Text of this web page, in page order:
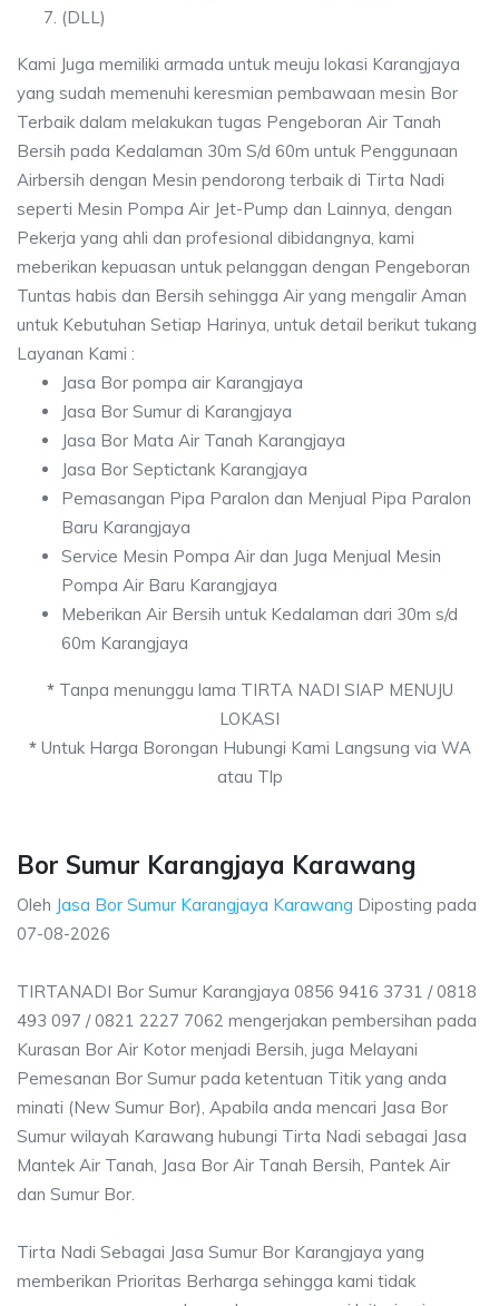
(DLL)
Kami Juga memiliki armada untuk meuju lokasi Karangjaya
yang sudah memenuhi keresmian pembawaan mesin Bor
Terbaik dalam melakukan tugas Pengeboran Air Tanah
Bersih pada Kedalaman 30m S/d 60m untuk Penggunaan
Airbersih dengan Mesin pendorong terbaik di Tirta Nadi
seperti Mesin Pompa Air Jet-Pump dan Lainnya, dengan
Pekerja yang ahli dan profesional dibidangnya, kami
meberikan kepuasan untuk pelanggan dengan Pengeboran
Tuntas habis dan Bersih sehingga Air yang mengalir Aman
untuk Kebutuhan Setiap Harinya, untuk detail berikut tukang
Layanan Kami :
Jasa Bor pompa air Karangjaya
Jasa Bor Sumur di Karangjaya
Jasa Bor Mata Air Tanah Karangjaya
Jasa Bor Septictank Karangjaya
Pemasangan Pipa Paralon dan Menjual Pipa Paralon
Baru Karangjaya
Service Mesin Pompa Air dan Juga Menjual Mesin
Pompa Air Baru Karangjaya
Meberikan Air Bersih untuk Kedalaman dari 30m s/d
60m Karangjaya
*Tanpa menunggu lama TIRTA NADI SIAP MENUJU
LOKASI
*Untuk Harga Borongan Hubungi Kami Langsung via WA
atau Tlp
Bor Sumur Karangjaya Karawang
Oleh Jasa Bor Sumur Karangjaya Karawang Diposting pada
07-08-2026
TIRTANADI Bor Sumur Karangjaya 0856 9416 3731 / 0818
493 097 / 0821 2227 7062 mengerjakan pembersihan pada
Kurasan Bor Air Kotor menjadi Bersih, juga Melayani
Pemesanan Bor Sumur pada ketentuan Titik yang anda
minati (New Sumur Bor), Apabila anda mencari Jasa Bor
Sumur wilayah Karawang hubungi Tirta Nadi sebagai Jasa
Mantek Air Tanah, Jasa Bor Air Tanah Bersih, Pantek Air
dan Sumur Bor.
Tirta Nadi Sebagai Jasa Sumur Bor Karangjaya yang
memberikan Prioritas Berharga sehingga kami tidak